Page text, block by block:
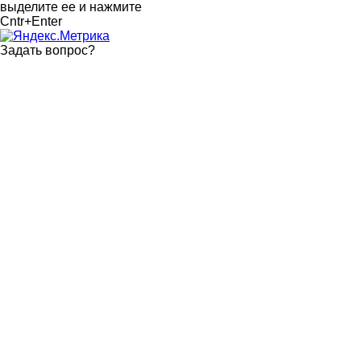
выделите ее и нажмите
Cntr+Enter
Задать вопрос?